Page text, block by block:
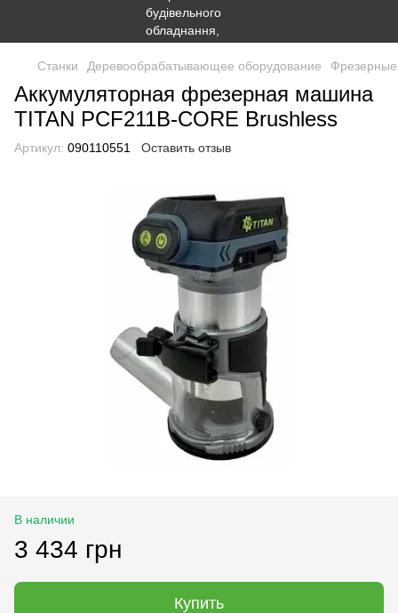
Станки Деревообрабатывающее оборудование Фрезерные
Аккумуляторная фрезерная машина
TITAN PCF211B-CORE Brushless
Артикул: 090110551 Оставить отзыв
В наличии
3 434 грн
Купить